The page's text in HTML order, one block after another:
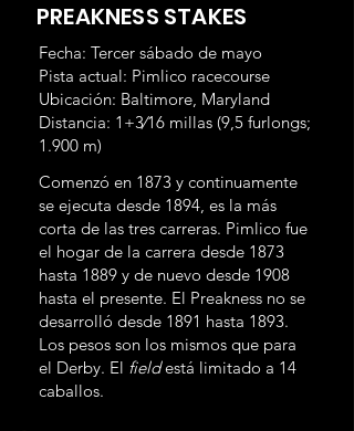
PREAKNESS STAKES
Fecha: Tercer sábado de mayo
Pista actual: Pimlico racecourse
Ubicación: Baltimore, Maryland
Distancia: 1+3⁄16 millas (9,5 furlongs;
1.900 m)
Comenzó en 1873 y continuamente
se ejecuta desde 1894, es la más
corta de las tres carreras. Pimlico fue
el hogar de la carrera desde 1873
hasta 1889 y de nuevo desde 1908
hasta el presente. El Preakness no se
desarrolló desde 1891 hasta 1893.
Los pesos son los mismos que para
el Derby. El fieldestá limitado a 14
caballos.